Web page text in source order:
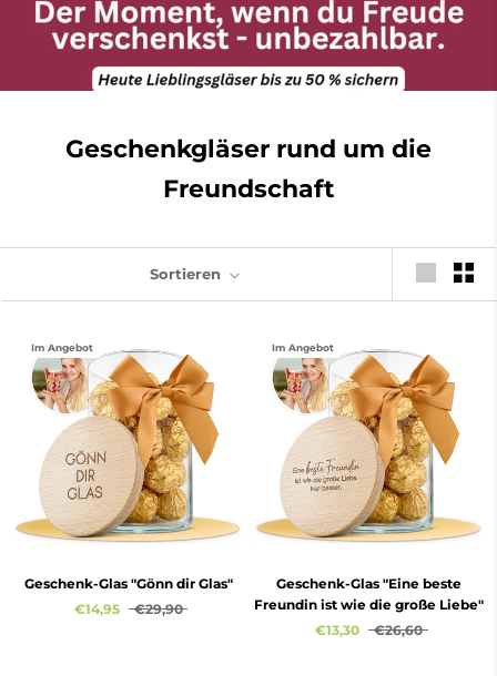
Geschenkgläser rund um die
Freundschaft
Sortieren
Im Angebot
Geschenk-Glas "Gönn dir Glas"
€14,95
€29,90
Im Angebot
Geschenk-Glas "Eine beste
Freundin ist wie die große Liebe"
€13,30
€26,60